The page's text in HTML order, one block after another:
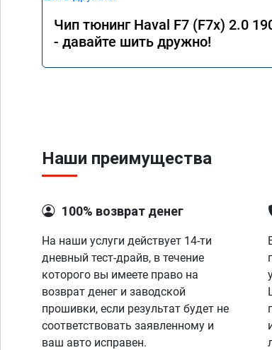
Чип тюнинг Haval F7 (F7x) 2.0
- давайте шить дружно!
Наши преимущества
100% возврат денег
На наши услуги действует 14-ти
дневный тест-драйв, в течение
которого вы имеете право на
возврат денег и заводской
прошивки, если результат будет не
соответствовать заявленному и
ваш авто исправен.